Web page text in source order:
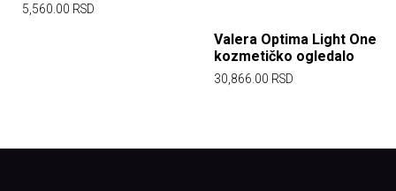
5,560.00 RSD
Valera Optima Light One
kozmetičko ogledalo
30,866.00 RSD